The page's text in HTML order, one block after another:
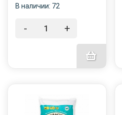
В наличии: 72
- +